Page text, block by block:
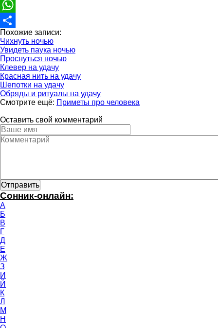
VK
WhatsApp
Отправить
Похожие записи:
Чихнуть ночью
Увидеть паука ночью
Проснуться ночью
Клевер на удачу
Красная нить на удачу
Шепотки на удачу
Обряды и ритуалы на удачу
Смотрите ещё: Приметы про человека
Оставить свой комментарий
Сонник-онлайн:
А
Б
В
Г
Д
Е
Ж
З
И
Й
К
Л
М
Н